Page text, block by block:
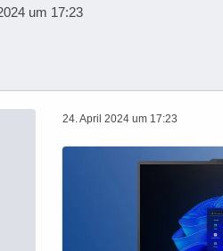
um 17:23
24. April 2024 um 17:23